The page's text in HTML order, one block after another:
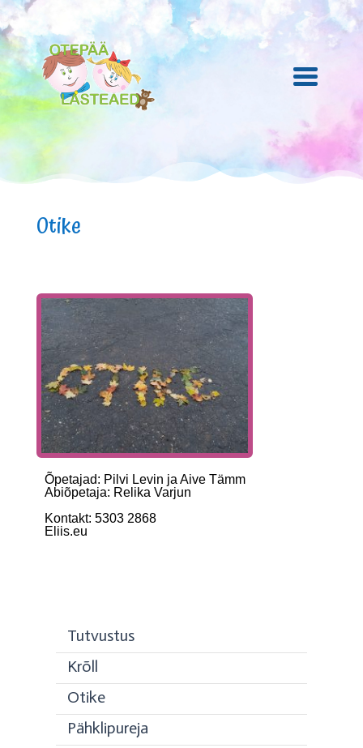
Otike
Õpetajad: Pilvi Levin ja Aive Tämm
Abiõpetaja: Relika Varjun
Kontakt: 5303 2868
Eliis.eu
Tutvustus
Krõll
Otike
Pähklipureja